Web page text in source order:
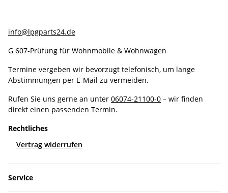
info@lpgparts24.de
G 607-Prüfung für Wohnmobile & Wohnwagen
Termine vergeben wir bevorzugt telefonisch, um lange
Abstimmungen per E-Mail zu vermeiden.
Rufen Sie uns gerne an unter 06074-21100-0 – wir finden
direkt einen passenden Termin.
Rechtliches
Vertrag widerrufen
Service